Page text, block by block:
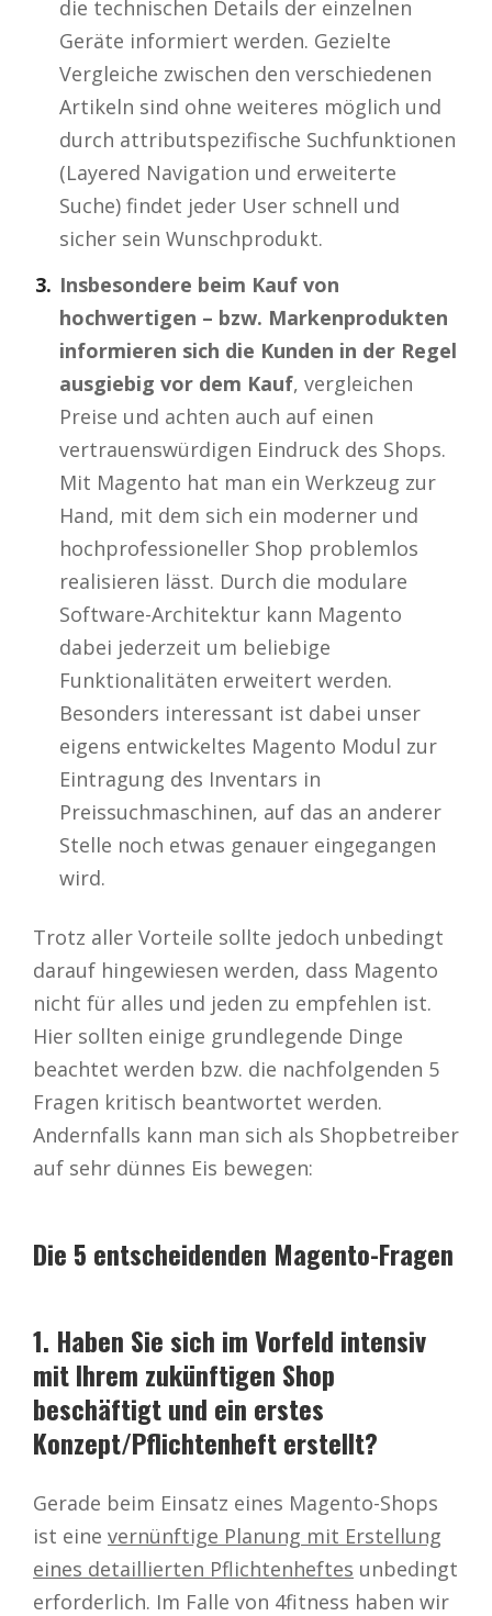
die technischen Details der einzelnen
Geräte informiert werden. Gezielte
Vergleiche zwischen den verschiedenen
Artikeln sind ohne weiteres möglich und
durch attributspezifische Suchfunktionen
(Layered Navigation und erweiterte
Suche) findet jeder User schnell und
sicher sein Wunschprodukt.
Insbesondere beim Kauf von
hochwertigen – bzw. Markenprodukten
informieren sich die Kunden in der Regel
ausgiebig vor dem Kauf, vergleichen
Preise und achten auch auf einen
vertrauenswürdigen Eindruck des Shops.
Mit Magento hat man ein Werkzeug zur
Hand, mit dem sich ein moderner und
hochprofessioneller Shop problemlos
realisieren lässt. Durch die modulare
Software-Architektur kann Magento
dabei jederzeit um beliebige
Funktionalitäten erweitert werden.
Besonders interessant ist dabei unser
eigens entwickeltes Magento Modul zur
Eintragung des Inventars in
Preissuchmaschinen, auf das an anderer
Stelle noch etwas genauer eingegangen
wird.
Trotz aller Vorteile sollte jedoch unbedingt
darauf hingewiesen werden, dass Magento
nicht für alles und jeden zu empfehlen ist.
Hier sollten einige grundlegende Dinge
beachtet werden bzw. die nachfolgenden 5
Fragen kritisch beantwortet werden.
Andernfalls kann man sich als Shopbetreiber
auf sehr dünnes Eis bewegen:
Die 5 entscheidenden Magento-Fragen
1. Haben Sie sich im Vorfeld intensiv
mit Ihrem zukünftigen Shop
beschäftigt und ein erstes
Konzept/Pflichtenheft erstellt?
Gerade beim Einsatz eines Magento-Shops
ist eine vernünftige Planung mit Erstellung
eines detaillierten Pflichtenheftes unbedingt
erforderlich. Im Falle von 4fitness haben wir